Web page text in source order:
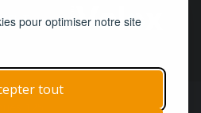
pour optimiser notre site
tout
| Tous droits réservés